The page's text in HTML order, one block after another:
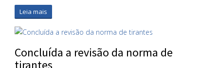
Leia mais
Concluída a revisão da norma de
tirantes